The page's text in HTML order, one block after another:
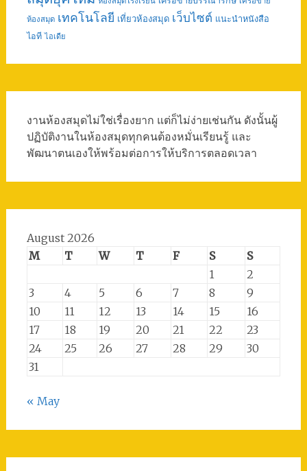
ห้องสมุด เทคโนโลยี เที่ยวห้องสมุด เว็บไซต์ แนะนำหนังสือ
ไอที ไอเดีย
งานห้องสมุดไม่ใช่เรื่องยาก แต่ก็ไม่ง่ายเช่นกัน ดังนั้นผู้
ปฏิบัติงานในห้องสมุดทุกคนต้องหมั่นเรียนรู้ และ
พัฒนาตนเองให้พร้อมต่อการให้บริการตลอดเวลา
August 2026
M
T W T F S
S
1
2
3
4 5 6 7 8
9
10
11 12 13 14 15
16
17
18 19 20 21 22
23
24
25 26 27 28 29
30
31
« May